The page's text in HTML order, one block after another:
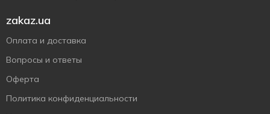
zakaz.ua
Оплата и доставка
Вопросы и ответы
Оферта
Политика конфиденциальности